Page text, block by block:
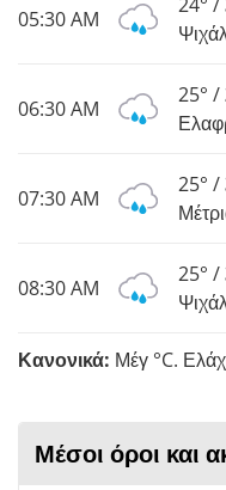
05:30 AM
06:30 AM
25° /
07:30 AM
25° /
08:30 AM
25° /
Κανονικά: Μέγ °C.
Μέσοι όροι και